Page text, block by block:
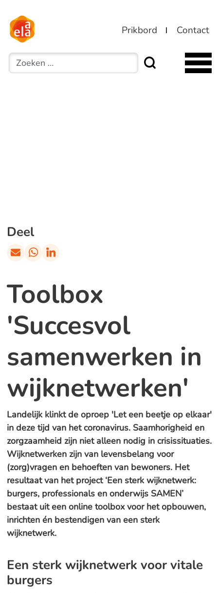
Prikbord Contact
Zoeken
Toolbox
'Succesvol
samenwerken in
wijknetwerken'
Landelijk klinkt de oproep 'Let een beetje op elkaar'
in deze tijd van het coronavirus. Saamhorigheid en
zorgzaamheid zijn niet alleen nodig in crisissituaties.
Wijknetwerken zijn van levensbelang voor
(zorg)vragen en behoeften van bewoners. Het
resultaat van het project ‘Een sterk wijknetwerk:
burgers, professionals en onderwijs SAMEN’
bestaat uit een online toolbox voor het opbouwen,
inrichten én bestendigen van een sterk
wijknetwerk.
Een sterk wijknetwerk voor vitale
burgers
Deel